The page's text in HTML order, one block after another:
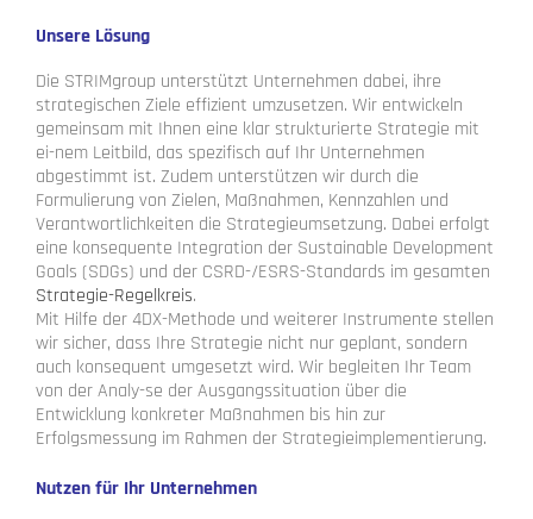
Unsere Lösung
Die STRIMgroup unterstützt Unternehmen dabei, ihre
strategischen Ziele effizient umzusetzen. Wir entwickeln
gemeinsam mit Ihnen eine klar strukturierte Strategie mit
ei-nem Leitbild, das spezifisch auf Ihr Unternehmen
abgestimmt ist. Zudem unterstützen wir durch die
Formulierung von Zielen, Maßnahmen, Kennzahlen und
Verantwortlichkeiten die Strategieumsetzung. Dabei erfolgt
eine konsequente Integration der Sustainable Development
Goals (SDGs) und der CSRD-/ESRS-Standards im gesamten
Strategie-Regelkreis.
Mit Hilfe der 4DX-Methode und weiterer Instrumente stellen
wir sicher, dass Ihre Strategie nicht nur geplant, sondern
auch konsequent umgesetzt wird. Wir begleiten Ihr Team
von der Analy-se der Ausgangssituation über die
Entwicklung konkreter Maßnahmen bis hin zur
Erfolgsmessung im Rahmen der Strategieimplementierung.
Nutzen für Ihr Unternehmen